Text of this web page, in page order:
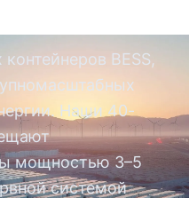
BESS,
Наши 40-
мощностью 3–5
системой